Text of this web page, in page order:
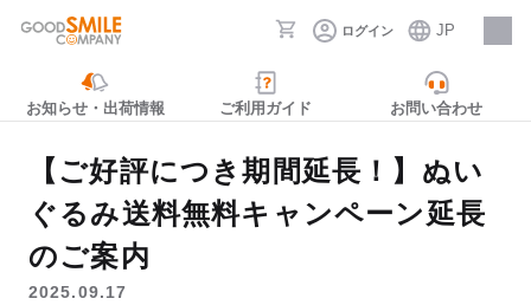
ログイン JP
採用情報
お知らせ・出荷情報 ご利用ガイド お問い合わせ
【ご好評につき期間延長！】ぬい
ぐるみ送料無料キャンペーン延長
のご案内
2025.09.17